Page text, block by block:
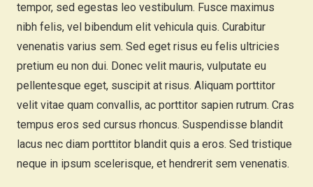
tempor, sed egestas leo vestibulum. Fusce maximus
nibh felis, vel bibendum elit vehicula quis. Curabitur
venenatis varius sem. Sed eget risus eu felis ultricies
pretium eu non dui. Donec velit mauris, vulputate eu
pellentesque eget, suscipit at risus. Aliquam porttitor
velit vitae quam convallis, ac porttitor sapien rutrum. Cras
tempus eros sed cursus rhoncus. Suspendisse blandit
lacus nec diam porttitor blandit quis a eros. Sed tristique
neque in ipsum scelerisque, et hendrerit sem venenatis.